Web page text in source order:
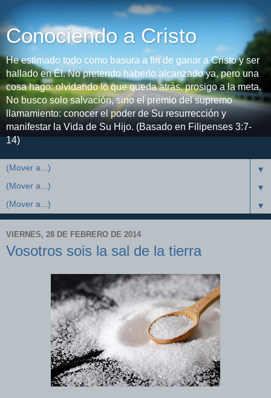
Conociendo a Cristo
He estimado todo como basura a fin de ganar a Cristo y ser
hallado en Él. No pretendo haberlo alcanzado ya, pero una
cosa hago: olvidando lo que queda atrás, prosigo a la meta.
No busco solo salvación, sino el premio del supremo
llamamiento: conocer el poder de Su resurrección y
manifestar la Vida de Su Hijo. (Basado en Filipenses 3:7-
14)
▼
▼
▼
VIERNES, 28 DE FEBRERO DE 2014
Vosotros sois la sal de la tierra